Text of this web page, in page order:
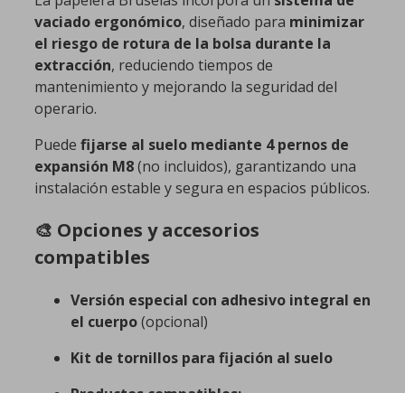
vaciado ergonómico, diseñado para minimizar
el riesgo de rotura de la bolsa durante la
extracción, reduciendo tiempos de
mantenimiento y mejorando la seguridad del
operario.
Puede fijarse al suelo mediante 4 pernos de
expansión M8(no incluidos), garantizando una
instalación estable y segura en espacios públicos.
🎨 Opciones y accesorios
compatibles
Versión especial con adhesivo integral en
el cuerpo(opcional)
Kit de tornillos para fijación al suelo